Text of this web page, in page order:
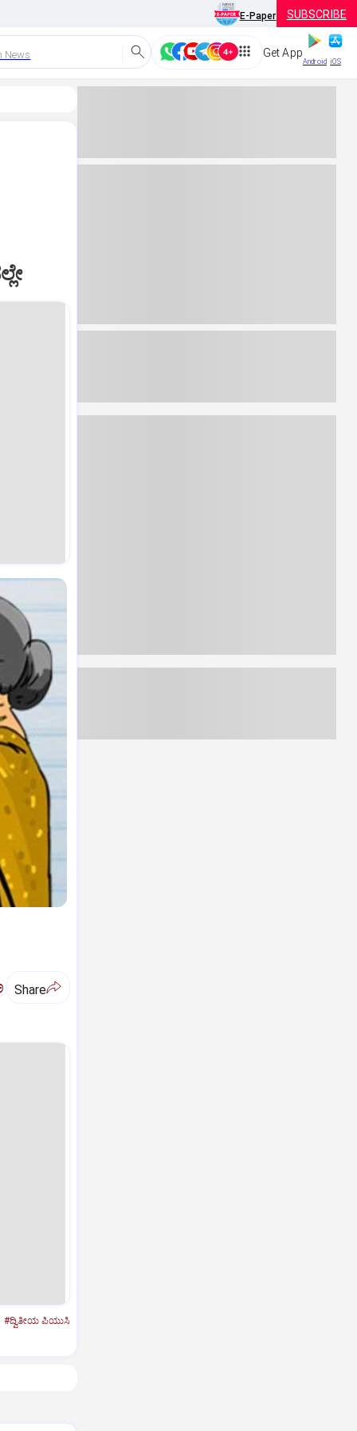
E-Paper SUBSCRIBE
News Get App
Android iOS
Share
#ದ್ವಿತೀಯ ಪಿಯುಸಿ